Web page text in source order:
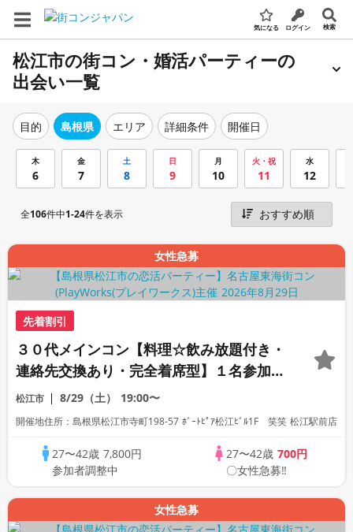
気になる ログイン 検索
松江市の街コン・婚活パーティーの
出会い一覧
目的 島根県 エリア 詳細条件 開催日
木
6
金
7
土
8
日
9
月
10
火・祝
11
水
12
全106件中1-24件を表示
女性急募
先着割引
３０代メインコン【料理☆飲み放題付き・
連絡先交換あり・完全着席型】１名参加多
数・初参加も大歓迎☆
松江市 8/29（土） 19:00〜
開催地住所：島根県松江市寺町198-57 ﾎﾞｰﾄﾋﾟｱ松江ﾋﾞﾙ1F 笑笑 松江駅前店
27〜42歳 7,800円
参加者調整中
27〜42歳 700円
〇女性急募‼
女性急募